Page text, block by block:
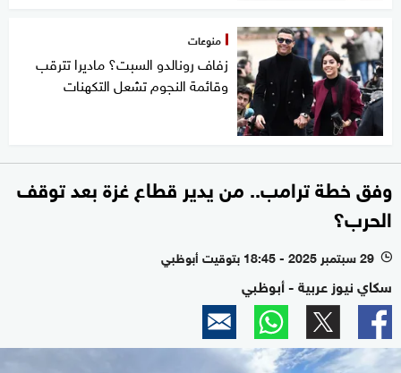
منوعات
زفاف رونالدو السبت؟ ماديرا تترقب
وقائمة النجوم تشعل التكهنات
وفق خطة ترامب.. من يدير قطاع غزة بعد توقف
الحرب؟
l 29 سبتمبر 2025 - 18:45 بتوقيت أبوظبي
سكاي نيوز عربية - أبوظبي